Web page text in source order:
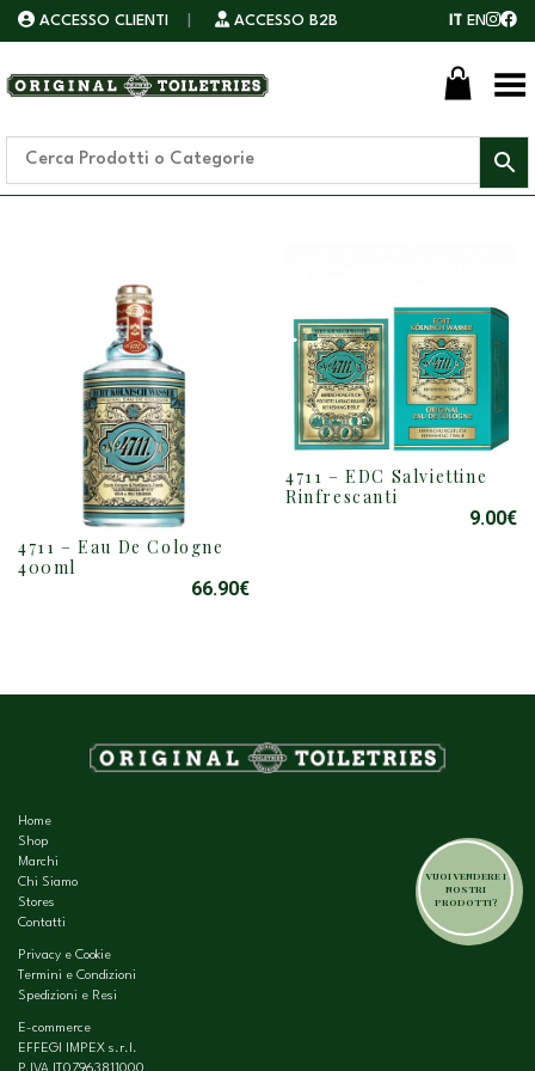
ACCESSO CLIENTI ACCESSO B2B IT EN
Toggle Menu
4711 – Eau De Cologne
400ml
66.90€
4711 – EDC Salviettine
Rinfrescanti
9.00€
VUOI VENDERE I
NOSTRI
PRODOTTI?
Home
Shop
Marchi
Chi Siamo
Stores
Contatti
Privacy e Cookie
Termini e Condizioni
Spedizioni e Resi
E-commerce
EFFEGI IMPEX s.r.l.